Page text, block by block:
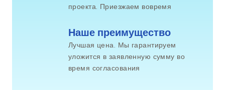
проекта. Приезжаем вовремя
Наше преимущество
Лучшая цена. Мы гарантируем
уложится в заявленную сумму во
время согласования